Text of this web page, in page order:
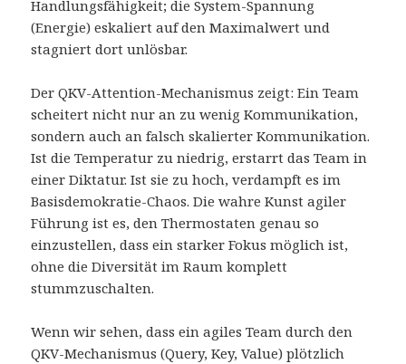
Handlungsfähigkeit; die System-Spannung
(Energie) eskaliert auf den Maximalwert und
stagniert dort unlösbar.
Der QKV-Attention-Mechanismus zeigt: Ein Team
scheitert nicht nur an zu wenig Kommunikation,
sondern auch an falsch skalierter Kommunikation.
Ist die Temperatur zu niedrig, erstarrt das Team in
einer Diktatur. Ist sie zu hoch, verdampft es im
Basisdemokratie-Chaos. Die wahre Kunst agiler
Führung ist es, den Thermostaten genau so
einzustellen, dass ein starker Fokus möglich ist,
ohne die Diversität im Raum komplett
stummzuschalten.
Wenn wir sehen, dass ein agiles Team durch den
QKV-Mechanismus (Query, Key, Value) plötzlich